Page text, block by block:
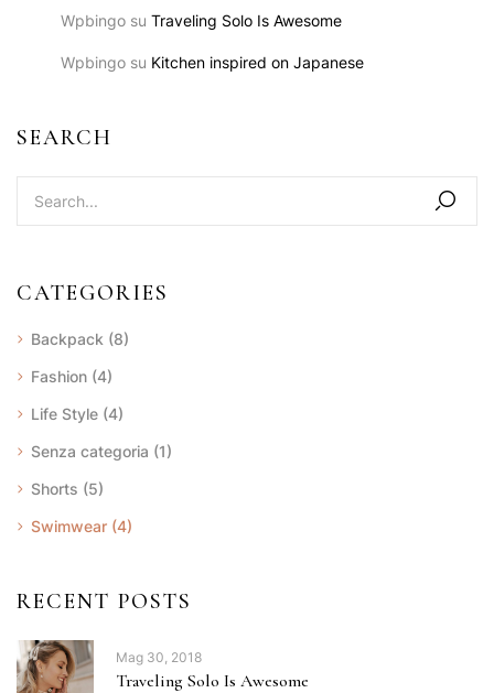
Wpbingo su Traveling Solo Is Awesome
Wpbingo su Kitchen inspired on Japanese
SEARCH
CATEGORIES
Backpack (8)
Fashion (4)
Life Style (4)
Senza categoria (1)
Shorts (5)
Swimwear (4)
RECENT POSTS
Mag 30, 2018
Traveling Solo Is Awesome